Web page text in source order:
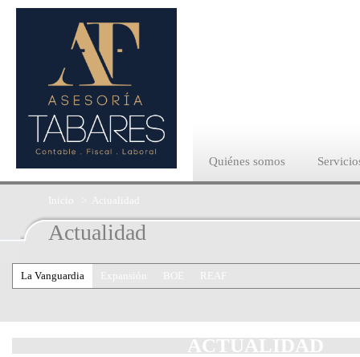
Quiénes somos
Inicio Actualidad
Actualidad
La Vanguardia Expansión BOE REAF
ACTUALIDAD